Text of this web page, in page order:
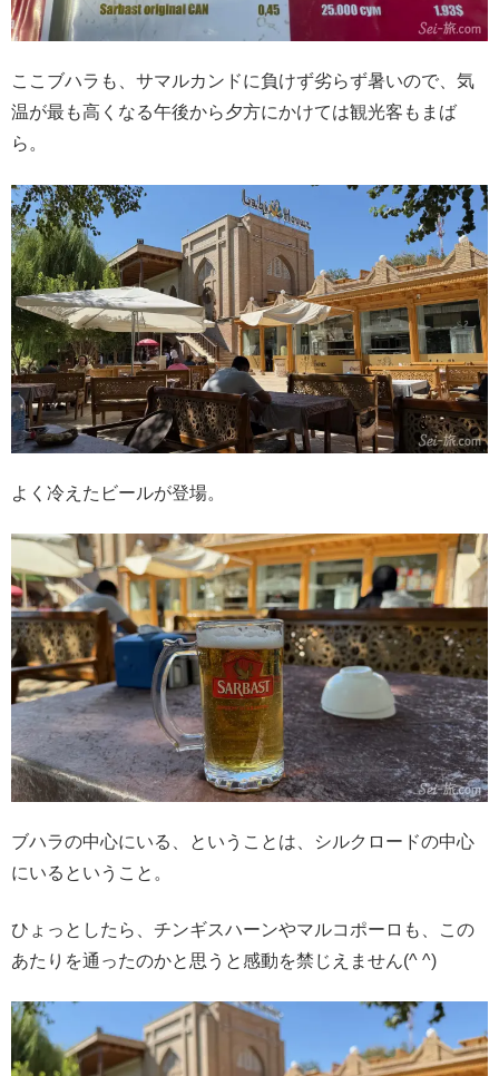
ここブハラも、サマルカンドに負けず劣らず暑いので、気
温が最も高くなる午後から夕方にかけては観光客もまば
ら。
よく冷えたビールが登場。
ブハラの中心にいる、ということは、シルクロードの中心
にいるということ。
ひょっとしたら、チンギスハーンやマルコポーロも、この
あたりを通ったのかと思うと感動を禁じえません(^ ^)